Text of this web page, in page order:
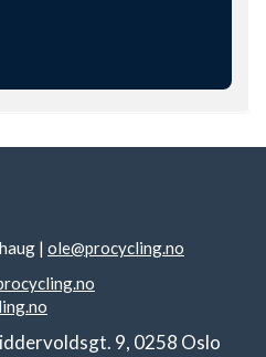
| ole@procycling.no
9, 0258 Oslo